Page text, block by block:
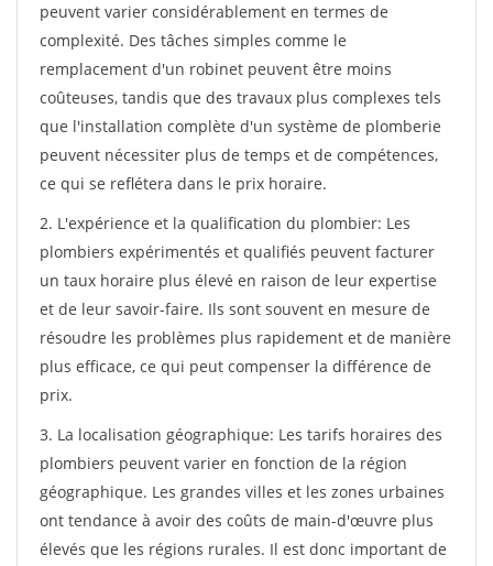
peuvent varier considérablement en termes de
complexité. Des tâches simples comme le
remplacement d'un robinet peuvent être moins
coûteuses, tandis que des travaux plus complexes tels
que l'installation complète d'un système de plomberie
peuvent nécessiter plus de temps et de compétences,
ce qui se reflétera dans le prix horaire.
2. L'expérience et la qualification du plombier: Les
plombiers expérimentés et qualifiés peuvent facturer
un taux horaire plus élevé en raison de leur expertise
et de leur savoir-faire. Ils sont souvent en mesure de
résoudre les problèmes plus rapidement et de manière
plus efficace, ce qui peut compenser la différence de
prix.
3. La localisation géographique: Les tarifs horaires des
plombiers peuvent varier en fonction de la région
géographique. Les grandes villes et les zones urbaines
ont tendance à avoir des coûts de main-d'œuvre plus
élevés que les régions rurales. Il est donc important de